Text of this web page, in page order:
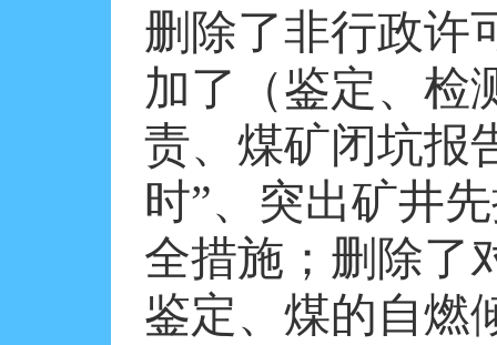
删除了非行政许
加了（鉴定、检
责、煤矿闭坑报
时”、突出矿井
全措施；删除了
鉴定、煤的自燃